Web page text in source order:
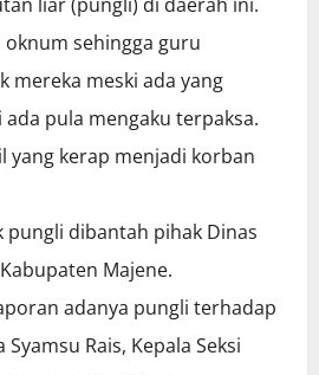
oknum sehingga guru
mereka meski ada yang
pula mengaku terpaksa.
yang kerap menjadi korban
pungli dibantah pihak Dinas
Majene.
adanya pungli terhadap
Rais, Kepala Seksi